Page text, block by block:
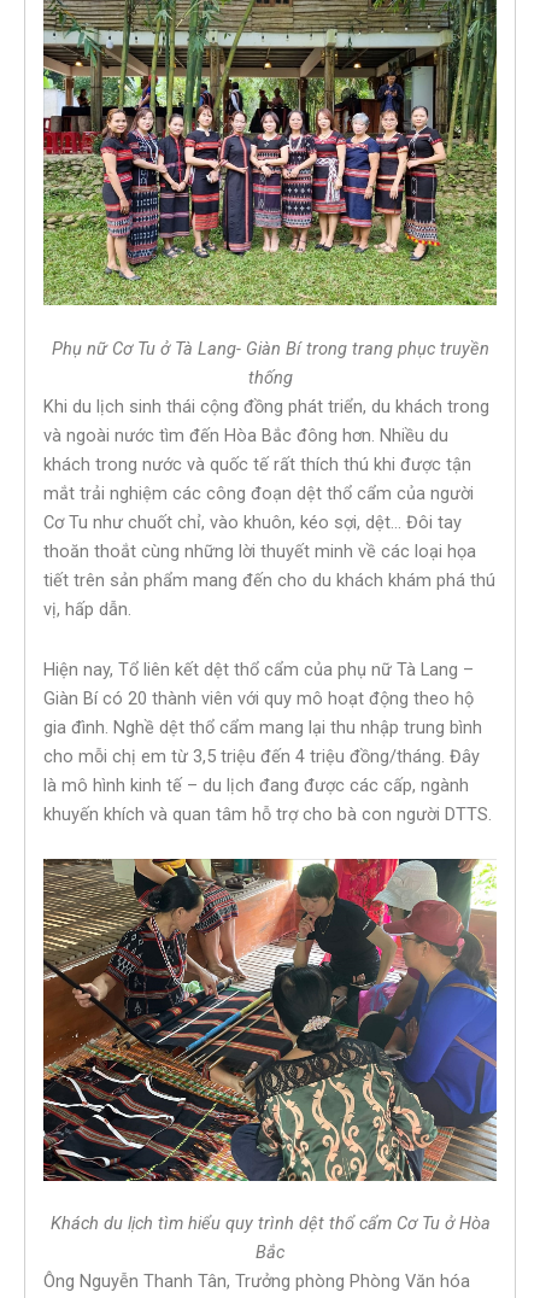
Phụ nữ Cơ Tu ở Tà Lang- Giàn Bí trong trang phục truyền
thống
Khi du lịch sinh thái cộng đồng phát triển, du khách trong
và ngoài nước tìm đến Hòa Bắc đông hơn. Nhiều du
khách trong nước và quốc tế rất thích thú khi được tận
mắt trải nghiệm các công đoạn dệt thổ cẩm của người
Cơ Tu như chuốt chỉ, vào khuôn, kéo sợi, dệt… Đôi tay
thoăn thoắt cùng những lời thuyết minh về các loại họa
tiết trên sản phẩm mang đến cho du khách khám phá thú
vị, hấp dẫn.
Hiện nay, Tổ liên kết dệt thổ cẩm của phụ nữ Tà Lang –
Giàn Bí có 20 thành viên với quy mô hoạt động theo hộ
gia đình. Nghề dệt thổ cẩm mang lại thu nhập trung bình
cho mỗi chị em từ 3,5 triệu đến 4 triệu đồng/tháng. Đây
là mô hình kinh tế – du lịch đang được các cấp, ngành
khuyến khích và quan tâm hỗ trợ cho bà con người DTTS.
Khách du lịch tìm hiểu quy trình dệt thổ cẩm Cơ Tu ở Hòa
Bắc
Ông Nguyễn Thanh Tân, Trưởng phòng Phòng Văn hóa